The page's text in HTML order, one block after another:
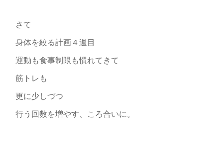
さて
身体を絞る計画４週目
運動も食事制限も慣れてきて
筋トレも
更に少しづつ
行う回数を増やす、ころ合いに。